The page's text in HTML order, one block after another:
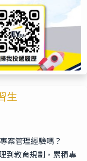
生
案管理經驗嗎？
到教育規劃，累積專